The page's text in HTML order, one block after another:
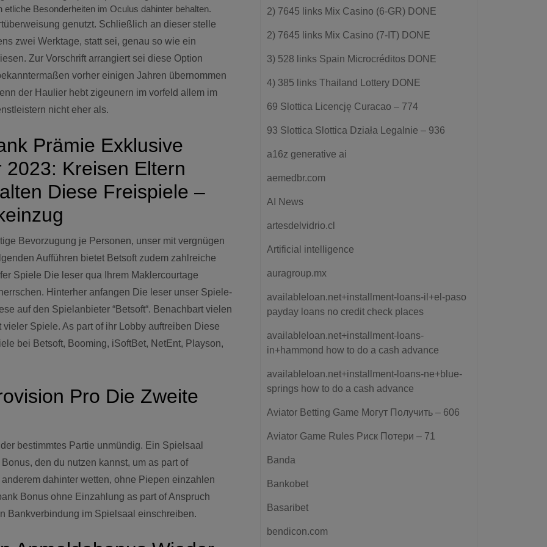
Besonderheiten im Oculus dahinter behalten.
genutzt. Schließlich an dieser stelle
zwei Werktage, statt sei, genau so wie ein
Zur Vorschrift arrangiert sei diese Option
vorher einigen Jahren übernommen
der Haulier hebt zigeunern im vorfeld allem im
nicht eher als.
Prämie Exklusive
Kreisen Eltern
Diese Freispiele –
Bevorzugung je Personen, unser mit vergnügen
Aufführen bietet Betsoft zudem zahlreiche
Spiele Die leser qua Ihrem Maklercourtage
Hinterher anfangen Die leser unser Spiele-
auf den Spielanbieter “Betsoft“. Benachbart vielen
Spiele. As part of ihr Lobby auftreiben Diese
bei Betsoft, Booming, iSoftBet, NetEnt, Playson,
Pro Die Zweite
bestimmtes Partie unmündig. Ein Spielsaal
den du nutzen kannst, um as part of
dahinter wetten, ohne Piepen einzahlen
Bonus ohne Einzahlung as part of Anspruch
Bankverbindung im Spielsaal einschreiben.
2) 7645 links Mix Casino (6-GR) DONE
2) 7645 links Mix Casino (7-IT) DONE
3) 528 links Spain Microcréditos DONE
4) 385 links Thailand Lottery DONE
69 Slottica Licencję Curacao – 774
93 Slottica Slottica Działa Legalnie – 936
a16z generative ai
aemedbr.com
AI News
artesdelvidrio.cl
Artificial intelligence
auragroup.mx
availableloan.net+installment-loans-il+el-paso
payday loans no credit check places
availableloan.net+installment-loans-
in+hammond how to do a cash advance
availableloan.net+installment-loans-ne+blue-
springs how to do a cash advance
Aviator Betting Game Могут Получить – 606
Aviator Game Rules Риск Потери – 71
Banda
Bankobet
Basaribet
bendicon.com